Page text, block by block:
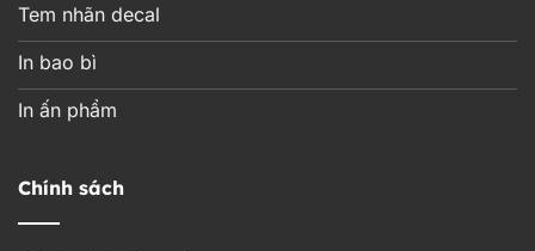
Tem nhãn decal
In bao bì
In ấn phẩm
Chính sách